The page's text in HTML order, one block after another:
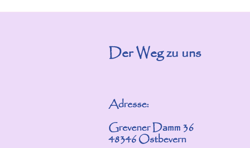
Der Weg zu uns
Adresse:
Grevener Damm 36
48346 Ostbevern